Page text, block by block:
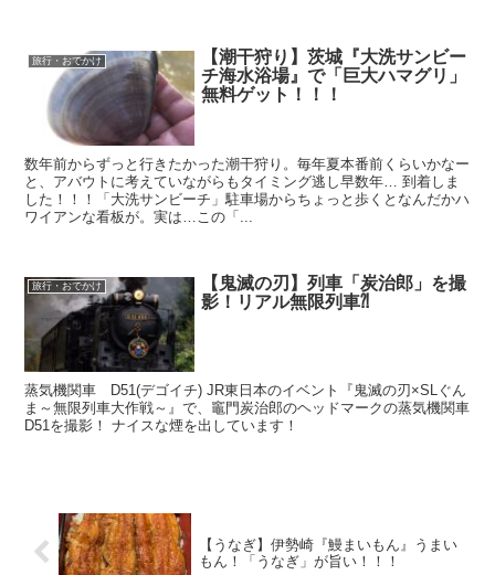
旅行・おでかけ
【潮干狩り】茨城『大洗サンビー
チ海水浴場』で「巨大ハマグリ」
無料ゲット！！！
数年前からずっと行きたかった潮干狩り。毎年夏本番前くらいかなー
と、アバウトに考えていながらもタイミング逃し早数年… 到着しま
した！！！「大洗サンビーチ」駐車場からちょっと歩くとなんだかハ
ワイアンな看板が。実は…この「...
旅行・おでかけ
【鬼滅の刃】列車「炭治郎」を撮
影！リアル無限列車⁈
蒸気機関車 D51(デゴイチ) JR東日本のイベント『鬼滅の刃×SLぐん
ま～無限列車大作戦～』で、竈門炭治郎のヘッドマークの蒸気機関車
D51を撮影！ ナイスな煙を出しています！
【うなぎ】伊勢崎『鰻まいもん』うまい
もん！「うなぎ」が旨い！！！